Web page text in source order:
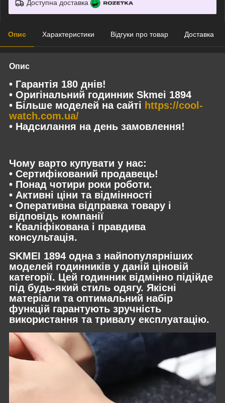
Доступна доставка
Опис Характеристики Відгуки про товар Доставка
Опис
• Гарантія 180 днів!
• Оригінальний годинник Skmei 1894
• Більше моделей на сайті https://cool-
watch.com.ua/
• Надсилання на день замовлення!
Чому варто купувати у нас:
• Сертифікований продавець!
• Понад чотири роки роботи.
• Активні ціни та відмінності
• Оперативна відправка товару і
відповідь компанії
• Кваліфікована і правдива
консультація.
SKMEI 1894 одна з найпопулярніших
моделей годинників у даній ціновій
категорії. Цей годинник відмінно підійде
під будь-який стиль одягу. Якісні
матеріали та оптимальний набір
функцій гарантують зручність
використання та тривалу експлуатацію.